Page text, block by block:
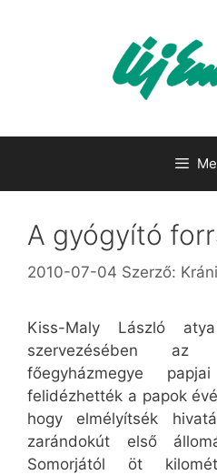
A gyógyító
2010-07-04 Szerző:
Kiss-Maly László
szervezésében az
főegyházmegye
felidézhették a papok
hogy elmélyítsék
zarándokút első
Somorjától öt